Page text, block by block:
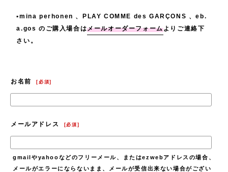
▪️mina perhonen 、PLAY COMME des GARÇONS 、eb.
a.gos のご購入場合はメールオーダーフォームよりご連絡下
さい。
お名前 [必須]
メールアドレス [必須 ]
gmailやyahooなどのフリーメール、またはezwebアドレスの場合、
メールがエラーにならないまま、メールが受信出来ない場合がござい